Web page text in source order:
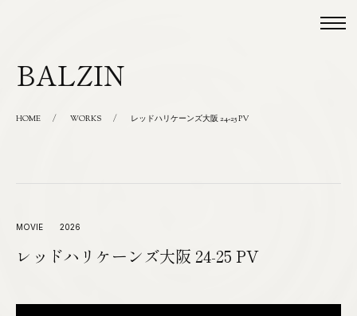
BALZIN
HOME / WORKS / レッドハリケーンズ大阪 24-25 PV
MOVIE 2026
レッドハリケーンズ大阪 24-25 PV